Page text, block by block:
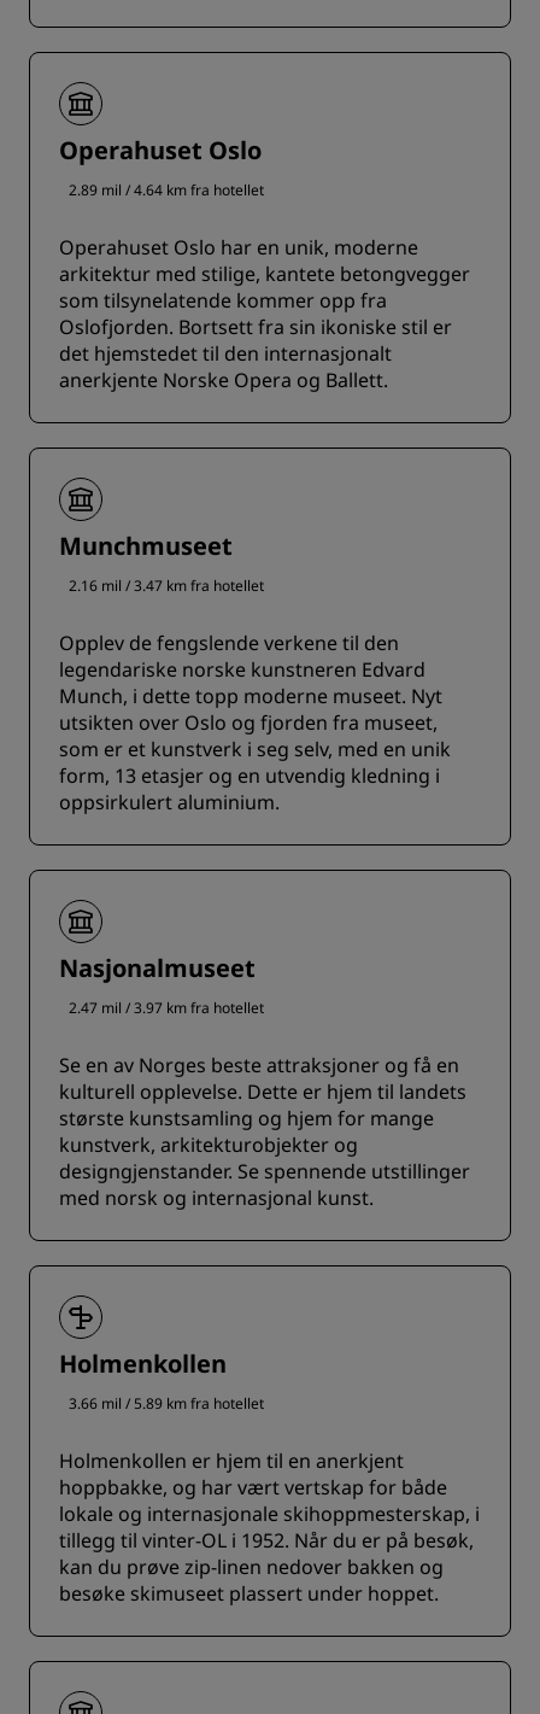
Operahuset Oslo
2.89 mil / 4.64 km fra hotellet
Operahuset Oslo har en unik, moderne
arkitektur med stilige, kantete betongvegger
som tilsynelatende kommer opp fra
Oslofjorden. Bortsett fra sin ikoniske stil er
det hjemstedet til den internasjonalt
anerkjente Norske Opera og Ballett.
Munchmuseet
2.16 mil / 3.47 km fra hotellet
Opplev de fengslende verkene til den
legendariske norske kunstneren Edvard
Munch, i dette topp moderne museet. Nyt
utsikten over Oslo og fjorden fra museet,
som er et kunstverk i seg selv, med en unik
form, 13 etasjer og en utvendig kledning i
oppsirkulert aluminium.
Nasjonalmuseet
2.47 mil / 3.97 km fra hotellet
Se en av Norges beste attraksjoner og få en
kulturell opplevelse. Dette er hjem til landets
største kunstsamling og hjem for mange
kunstverk, arkitekturobjekter og
designgjenstander. Se spennende utstillinger
med norsk og internasjonal kunst.
Holmenkollen
3.66 mil / 5.89 km fra hotellet
Holmenkollen er hjem til en anerkjent
hoppbakke, og har vært vertskap for både
lokale og internasjonale skihoppmesterskap, i
tillegg til vinter-OL i 1952. Når du er på besøk,
kan du prøve zip-linen nedover bakken og
besøke skimuseet plassert under hoppet.